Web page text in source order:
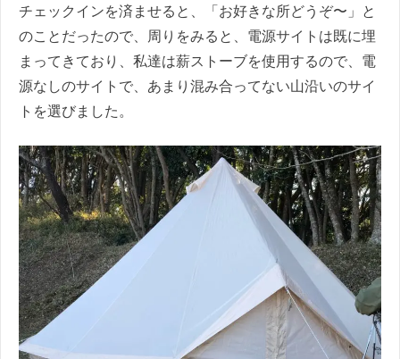
チェックインを済ませると、「お好きな所どうぞ〜」と
のことだったので、周りをみると、電源サイトは既に埋
まってきており、私達は薪ストーブを使用するので、電
源なしのサイトで、あまり混み合ってない山沿いのサイ
トを選びました。